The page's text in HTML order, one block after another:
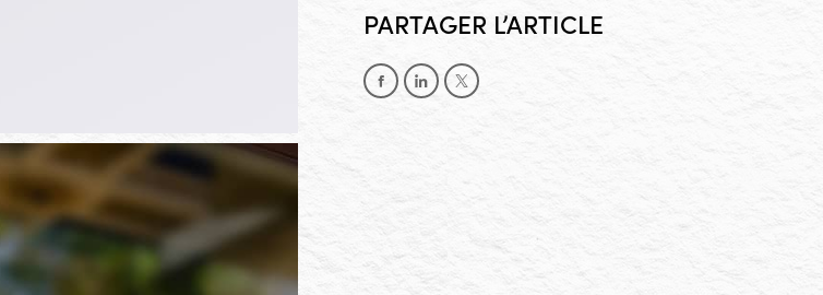
PARTAGER L’ARTICLE
Partager sur Facebook
Partager sur LinkedIn
Partager sur X